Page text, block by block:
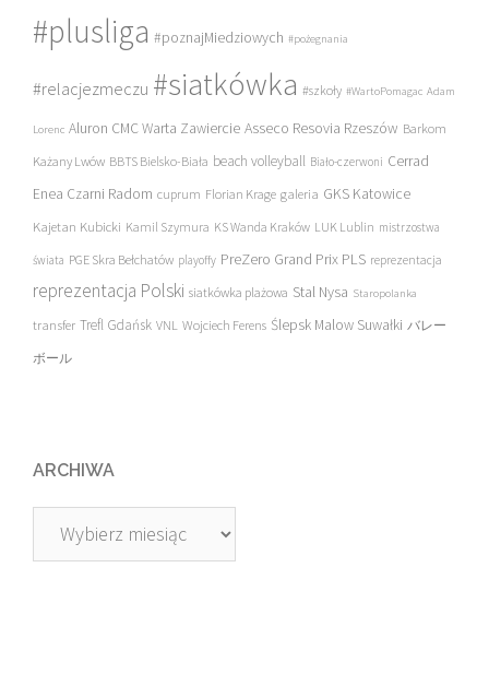
#plusliga #poznajMiedziowych #pożegnania
#relacjezmeczu #siatkówka #szkoły #WartoPomagac Adam
Lorenc Aluron CMC Warta Zawiercie Asseco Resovia Rzeszów Barkom
Każany Lwów BBTS Bielsko-Biała beach volleyball Biało-czerwoni Cerrad
Enea Czarni Radom cuprum Florian Krage galeria GKS Katowice
Kajetan Kubicki Kamil Szymura KS Wanda Kraków LUK Lublin mistrzostwa
świata PGE Skra Bełchatów playoffy PreZero Grand Prix PLS reprezentacja
reprezentacja Polski siatkówka plażowa Stal Nysa Staropolanka
transfer Trefl Gdańsk VNL Wojciech Ferens Ślepsk Malow Suwałki バレー
ボール
ARCHIWA
Archiwa